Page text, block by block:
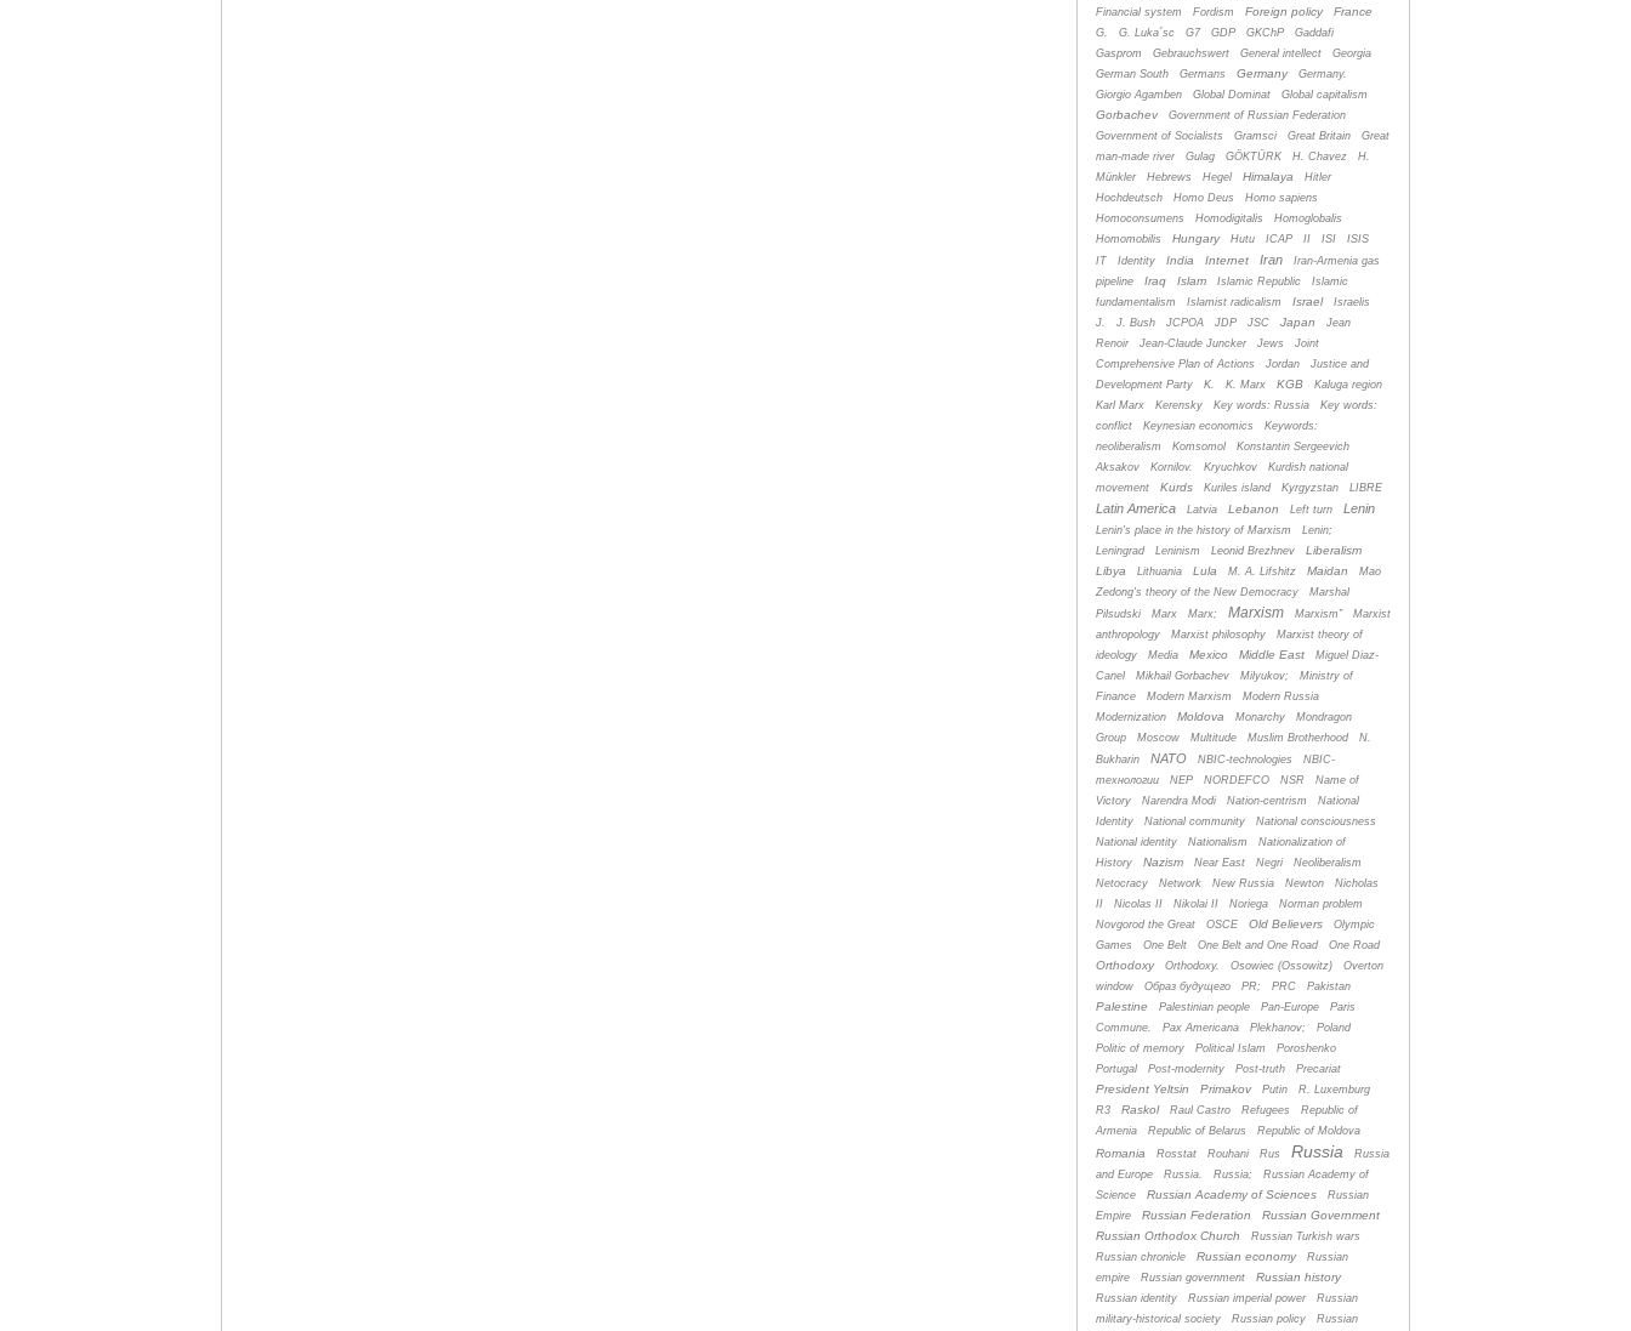
Financial system
Fordism Foreign policy France
G. G. Luka´sc G7 GDP GKChP
Gaddafi
Gasprom
Gebrauchswert General intellect
Georgia
German South
Germans Germany
Germany.
Giorgio Agamben
Global Dominat Global capitalism
Gorbachev
Government of Russian Federation
Government of Socialists
Gramsci Great Britain
Great
man-made river
Gulag GÖKTÜRK H. Chavez
H.
Münkler
Hebrews Hegel Himalaya
Hitler
Hochdeutsch
Homo Deus
Homo sapiens
Homoconsumens
Homodigitalis
Homoglobalis
Homomobilis
Hungary Hutu ICAP II ISI
ISIS
IT
Identity India Internet Iran
Iran-Armenia gas
pipeline
Iraq Islam Islamic Republic
Islamic
fundamentalism
Islamist radicalism Israel
Israelis
J.
J. Bush JCPOA JDP JSC Japan
Jean
Renoir
Jean-Claude Juncker Jews
Joint
Comprehensive Plan of Actions
Jordan
Justice and
Development Party
K. K. Marx KGB
Kaluga region
Karl Marx
Kerensky Key words: Russia
Key words:
conflict
Keynesian economics
Keywords:
neoliberalism
Komsomol
Konstantin Sergeevich
Aksakov
Kornilov. Kryuchkov
Kurdish national
movement
Kurds Kuriles island Kyrgyzstan LIBRE
Latin America Latvia Lebanon Left turn Lenin
Lenin's place in the history of Marxism
Lenin;
Leningrad
Leninism Leonid Brezhnev
Liberalism
Libya
Lithuania Lula M. A. Lifshitz Maidan
Mao
Zedong's theory of the New Democracy
Marshal
Pilsudski
Marx Marx; Marxism Marxism”
Marxist
anthropology
Marxist philosophy
Marxist theory of
ideology
Media Mexico Middle East
Miguel Diaz-
Canel
Mikhail Gorbachev Milyukov;
Ministry of
Finance
Modern Marxism
Modern Russia
Modernization
Moldova Monarchy
Mondragon
Group
Moscow Multitude Muslim Brotherhood
N.
Bukharin
NATO NBIC-technologies
NBIC-
технологии
NEP NORDEFCO NSR
Name of
Victory
Narendra Modi Nation-centrism
National
Identity
National community
National consciousness
National identity
Nationalism
Nationalization of
History
Nazism Near East Negri
Neoliberalism
Netocracy
Network New Russia Newton
Nicholas
II
Nicolas II Nikolai II Noriega
Norman problem
Novgorod the Great
OSCE Old Believers
Olympic
Games
One Belt One Belt and One Road One Road
Orthodoxy Orthodoxy. Osowiec (Ossowitz)
Overton
window
Oбраз будущего PR; PRC Pakistan
Palestine Palestinian people Pan-Europe
Paris
Commune.
Pax Americana Plekhanov;
Poland
Politic of memory
Political Islam
Poroshenko
Portugal
Post-modernity Post-truth Precariat
President Yeltsin Primakov Putin
R. Luxemburg
R3
Raskol Raul Castro Refugees
Republic of
Armenia
Republic of Belarus Republic of Moldova
Romania Rosstat Rouhani Rus Russia
Russia
and Europe
Russia. Russia;
Russian Academy of
Science
Russian Academy of Sciences
Russian
Empire
Russian Federation
Russian Government
Russian Orthodox Church
Russian Turkish wars
Russian chronicle
Russian economy
Russian
empire
Russian government Russian history
Russian identity Russian imperial power
Russian
military-historical society
Russian policy Russian